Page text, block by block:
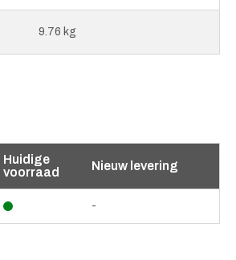
9.76 kg
Huidige
voorraad
Nieuw levering
-